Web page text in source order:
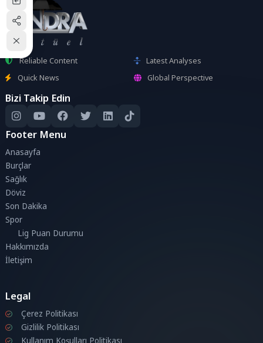
Reliable Content
Latest Analyses
Quick News
Global Perspective
Bizi Takip Edin
Footer Menu
Anasayfa
Burçlar
Sağlık
Döviz
Son Dakika
Spor
Lig Puan Durumu
Hakkımızda
İletişim
Legal
Çerez Politikası
Gizlilik Politikası
Kullanım Koşulları Politikası